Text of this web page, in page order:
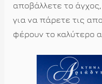
αποβάλλετε το
για να πάρετε τις
φέρουν το καλύτερο